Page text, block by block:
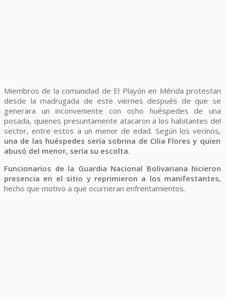
Miembros de la comunidad de El Playón en Mérida protestan
desde la madrugada de este viernes después de que se
generara un inconveniente con ocho huéspedes de una
posada, quienes presuntamente atacaron a los habitantes del
sector, entre estos a un menor de edad. Según los vecinos,
una de las huéspedes sería sobrina de Cilia Flores y quien
abusó del menor, sería su escolta.
Funcionarios de la Guardia Nacional Bolivariana hicieron
presencia en el sitio y reprimieron a los manifestantes,
hecho que motivo a que ocurrieran enfrentamientos.